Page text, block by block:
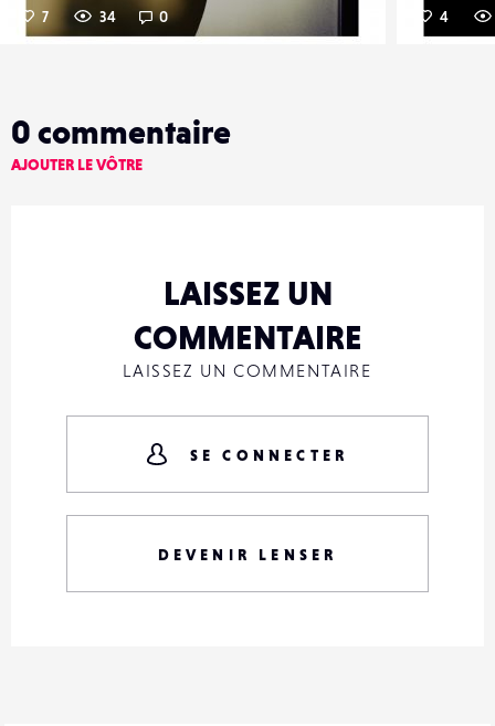
7 34 0 4
0 commentaire
AJOUTER LE VÔTRE
LAISSEZ UN
COMMENTAIRE
LAISSEZ UN COMMENTAIRE
SE CONNECTER
DEVENIR LENSER